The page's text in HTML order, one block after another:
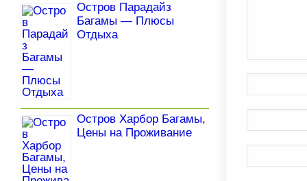
Остров Парадайз
Багамы — Плюсы
Отдыха
Остров Харбор Багамы,
Цены на Проживание